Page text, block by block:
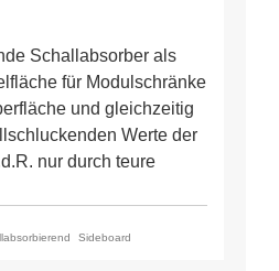
Schallabsorber als
für Modulschränke
und gleichzeitig
Werte der
nur durch teure
oder
erreicht.…
Sideboard